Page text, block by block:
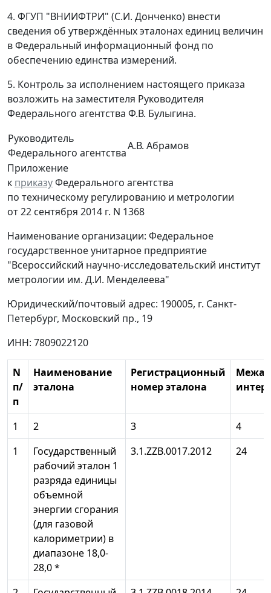
4. ФГУП "ВНИИФТРИ" (С.И. Донченко) внести
сведения об утверждённых эталонах единиц величин
в Федеральный информационный фонд по
обеспечению единства измерений.
5. Контроль за исполнением настоящего приказа
возложить на заместителя Руководителя
Федерального агентства Ф.В. Булыгина.
Руководитель
Федерального агентства
А.В. Абрамов
Приложение
к приказуФедерального агентства
по техническому регулированию и метрологии
от 22 сентября 2014 г. N 1368
Наименование организации: Федеральное
государственное унитарное предприятие
"Всероссийский научно-исследовательский институт
метрологии им. Д.И. Менделеева"
Юридический/почтовый адрес: 190005, г. Санкт-
Петербург, Московский пр., 19
ИНН: 7809022120
N
п/
п
Наименование
эталона
Регистрационный
номер эталона
1 2 3
4
1
Государственный
рабочий эталон 1
разряда единицы
объемной
энергии сгорания
(для газовой
калориметрии) в
диапазоне 18,0-
28,0 *
3.1.ZZB.0017.2012 24